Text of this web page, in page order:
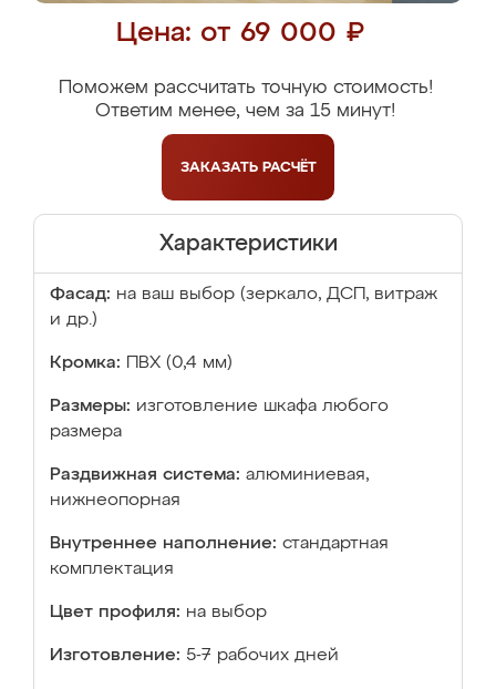
Цена: от 69 000 ₽
Поможем рассчитать точную стоимость!
Ответим менее, чем за 15 минут!
ЗАКАЗАТЬ РАСЧЁТ
Характеристики
Фасад: на ваш выбор (зеркало, ДСП, витраж
и др.)
Кромка: ПВХ (0,4 мм)
Размеры: изготовление шкафа любого
размера
Раздвижная система: алюминиевая,
нижнеопорная
Внутреннее наполнение: стандартная
комплектация
Цвет профиля: на выбор
Изготовление: 5-7 рабочих дней